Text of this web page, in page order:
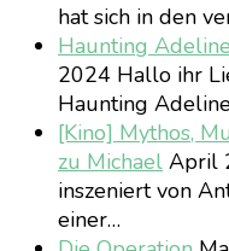
hat sich in den
Haunting
2024 Hallo ihr
Haunting
[Kino] Mythos,
zu Michael April
inszeniert von
einer…